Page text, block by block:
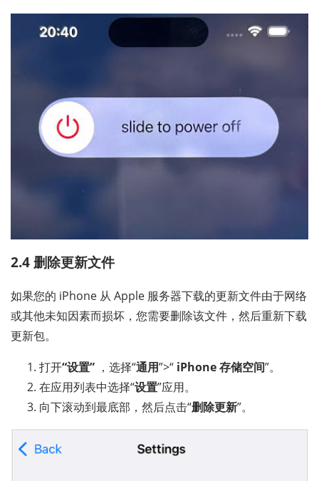
2.4 删除更新文件
如果您的 iPhone 从 Apple 服务器下载的更新文件由于网络
或其他未知因素而损坏，您需要删除该文件，然后重新下载
更新包。
打开“设置” ，选择“通用”>“ iPhone 存储空间”。
在应用列表中选择“设置”应用。
向下滚动到最底部，然后点击“删除更新”。